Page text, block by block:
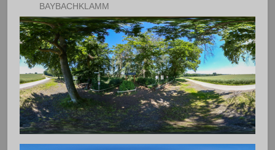
BAYBACHKLAMM